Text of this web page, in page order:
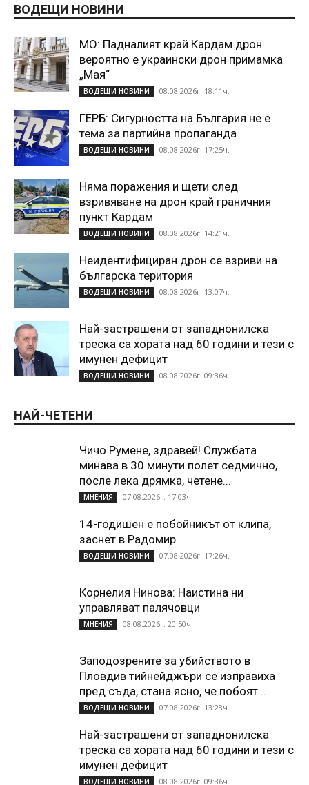
ВОДЕЩИ НОВИНИ
МО: Падналият край Кардам дрон
вероятно е украински дрон примамка
„Мая“
ВОДЕЩИ НОВИНИ 08.08.2026г. 18:11ч.
ГЕРБ: Сигурността на България не е
тема за партийна пропаганда
ВОДЕЩИ НОВИНИ 08.08.2026г. 17:25ч.
Няма поражения и щети след
взривяване на дрон край граничния
пункт Кардам
ВОДЕЩИ НОВИНИ 08.08.2026г. 14:21ч.
Неидентифициран дрон се взриви на
българска територия
ВОДЕЩИ НОВИНИ 08.08.2026г. 13:07ч.
Най-застрашени от западнонилска
треска са хората над 60 години и тези с
имунен дефицит
ВОДЕЩИ НОВИНИ 08.08.2026г. 09:36ч.
НАЙ-ЧЕТЕНИ
Чичо Румене, здравей! Службата
минава в 30 минути полет седмично,
после лека дрямка, четене...
МНЕНИЯ 07.08.2026г. 17:03ч.
14-годишен е побойникът от клипа,
заснет в Радомир
ВОДЕЩИ НОВИНИ 07.08.2026г. 17:26ч.
Корнелия Нинова: Наистина ни
управляват палячовци
МНЕНИЯ 08.08.2026г. 20:50ч.
Заподозрените за убийството в
Пловдив тийнейджъри се изправиха
пред съда, стана ясно, че побоят...
ВОДЕЩИ НОВИНИ 07.08.2026г. 13:28ч.
Най-застрашени от западнонилска
треска са хората над 60 години и тези с
имунен дефицит
ВОДЕЩИ НОВИНИ 08.08.2026г. 09:36ч.